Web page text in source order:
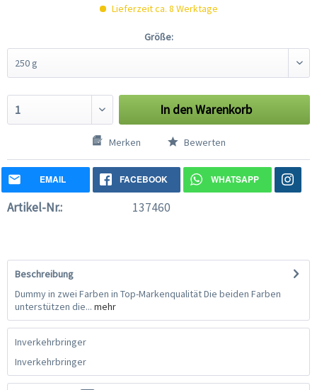
Lieferzeit ca. 8 Werktage
Größe:
In denWarenkorb
Merken Bewerten
EMAIL FACEBOOK WHATSAPP
Artikel-Nr.: 137460
Beschreibung
Dummy in zwei Farben in Top-Markenqualität Die beiden Farben
unterstützen die... mehr
Inverkehrbringer
Inverkehrbringer